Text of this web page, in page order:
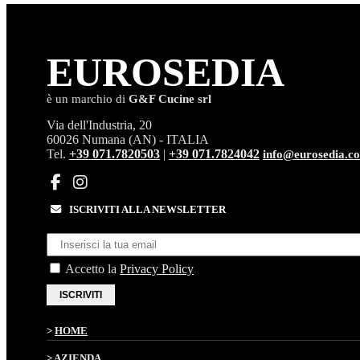
EUROSEDIA
è un marchio di G&F Cucine srl
Via dell'Industria, 20
60026 Numana (AN) - ITALIA
Tel. +39 071.7820503 +39 071.7824042
ISCRIVITI ALLA NEWSLETTER
Accetto la Privacy Policy
ISCRIVITI
> HOME